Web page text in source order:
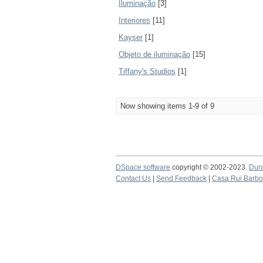
Iluminação [3]
Interiores [11]
Kayser [1]
Objeto de iluminação [15]
Tiffany's Studios [1]
Now showing items 1-9 of 9
DSpace software copyright © 2002-2023
Contact Us
Send Feedback Casa Rui